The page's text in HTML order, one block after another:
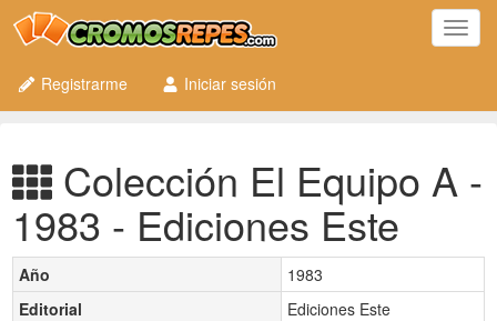
Registrarme
Iniciar sesión
Colección El Equipo A -
1983 - Ediciones Este
Año
1983
Editorial
Ediciones Este